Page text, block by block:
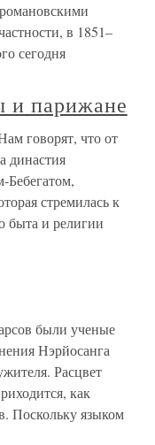
в 1851–
сегодня
и парижане
говорят, что от
династия
Бебегатом,
стремилась к
быта и религии
были ученые
Нэрйосанга
Расцвет
как
Поскольку языком